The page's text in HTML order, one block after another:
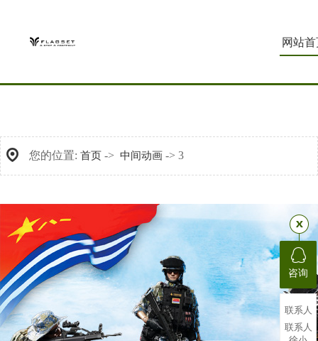
网站
您的位置: 首页 -> 中间动画 -> 3
咨询
联系人
联系人